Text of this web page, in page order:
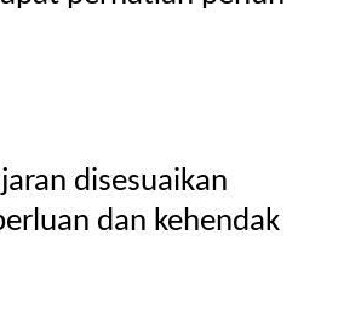
disesuaikan
dan kehendak